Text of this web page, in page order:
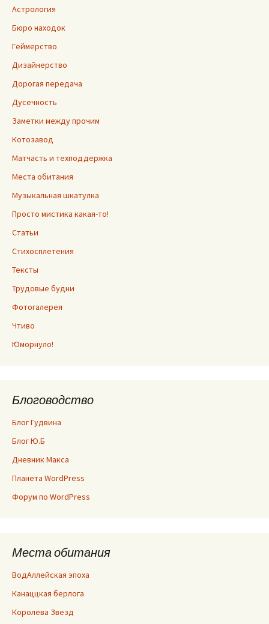
Астрология
Бюро находок
Геймерство
Дизайнерство
Дорогая передача
Дусечность
Заметки между прочим
Котозавод
Матчасть и техподдержка
Места обитания
Музыкальная шкатулка
Просто мистика какая-то!
Статьи
Стихосплетения
Тексты
Трудовые будни
Фотогалерея
Чтиво
Юморнуло!
Блоговодство
Блог Гудвина
Блог Ю.Б
Дневник Макса
Планета WordPress
Форум по WordPress
Места обитания
ВодАллейская эпоха
Канаццкая берлога
Королева Звезд